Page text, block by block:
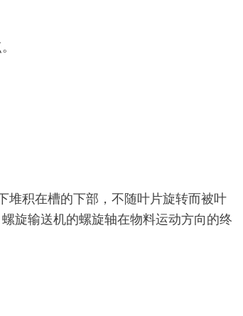
堆积在槽的下部，不随叶片旋转而被叶
旋输送机的螺旋轴在物料运动方向的终